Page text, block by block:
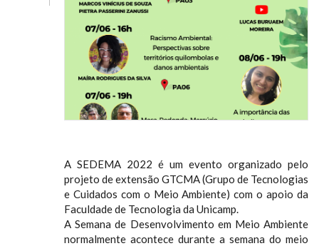
A SEDEMA 2022 é um evento organizado pelo
projeto de extensão GTCMA (Grupo de Tecnologias
e Cuidados com o Meio Ambiente) com o apoio da
Faculdade de Tecnologia da Unicamp.
A Semana de Desenvolvimento em Meio Ambiente
normalmente acontece durante a semana do meio